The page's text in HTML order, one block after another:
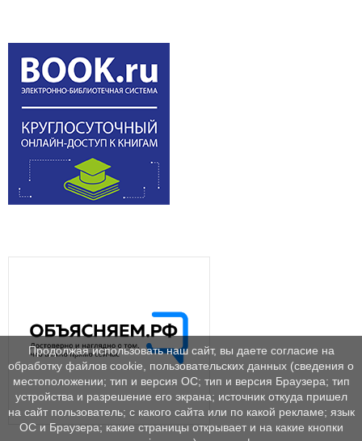
Продолжая использовать наш сайт, вы даете согласие на
обработку файлов cookie, пользовательских данных (сведения о
местоположении; тип и версия ОС; тип и версия Браузера; тип
устройства и разрешение его экрана; источник откуда пришел
на сайт пользователь; с какого сайта или по какой рекламе; язык
ОС и Браузера; какие страницы открывает и на какие кнопки